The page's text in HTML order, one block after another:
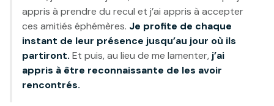
appris à prendre du recul et j’ai appris à accepter
ces amitiés éphémères. Je profite de chaque
instant de leur présence jusqu’au jour où ils
partiront. Et puis, au lieu de me lamenter, j’ai
appris à être reconnaissante de les avoir
rencontrés.